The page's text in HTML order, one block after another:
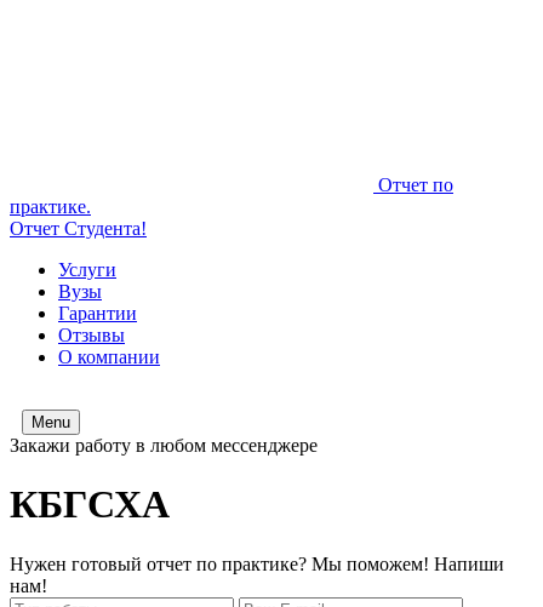
Отчет по
практике.
Отчет Студента!
Услуги
Вузы
Гарантии
Отзывы
О компании
Menu
Закажи работу в любом мессенджере
КБГСХА
Нужен готовый отчет по практике? Мы поможем! Напиши
нам!